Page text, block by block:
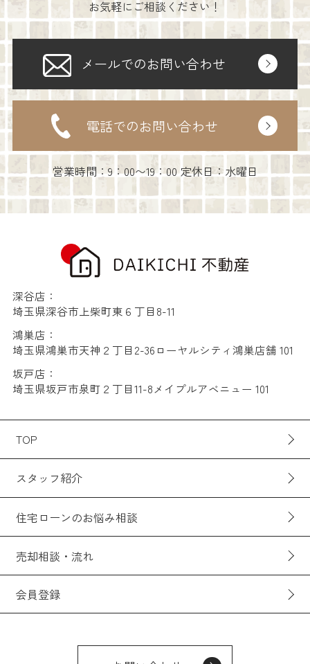
お気軽にご相談ください！
メールでのお問い合わせ
電話でのお問い合わせ
営業時間：9：00〜19：00 定休日：水曜日
深谷店：
埼玉県深谷市上柴町東６丁目8-11
鴻巣店：
埼玉県鴻巣市天神２丁目2-36ローヤルシティ鴻巣店舗 101
坂戸店：
埼玉県坂戸市泉町２丁目11-8メイプルアベニュー 101
TOP
スタッフ紹介
住宅ローンのお悩み相談
売却相談・流れ
会員登録